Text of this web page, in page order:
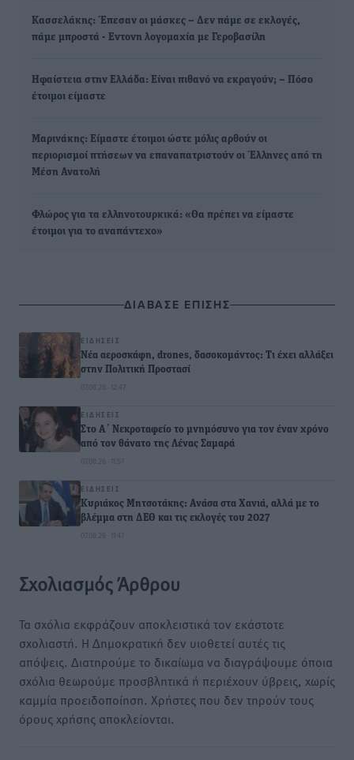
Κασσελάκης: Έπεσαν οι μάσκες – Δεν πάμε σε εκλογές,
πάμε μπροστά - Εντονη λογομαχία με Γεροβασίλη
Ηφαίστεια στην Ελλάδα: Είναι πιθανό να εκραγούν; – Πόσο
έτοιμοι είμαστε
Μαρινάκης: Είμαστε έτοιμοι ώστε μόλις αρθούν οι
περιορισμοί πτήσεων να επαναπατριστούν οι Έλληνες από τη
Μέση Ανατολή
Φλώρος για τα ελληνοτουρκικά: «Θα πρέπει να είμαστε
έτοιμοι για το αναπάντεχο»
ΔΙΑΒΑΣΕ ΕΠΙΣΗΣ
ΕΙΔΉΣΕΙΣ
Νέα αεροσκάφη, drones, δασοκομάντος: Τι έχει αλλάξει
στην Πολιτική Προστασί
07.08.26 · 12:47
ΕΙΔΉΣΕΙΣ
Στο Α΄ Νεκροταφείο το μνημόσυνο για τον έναν χρόνο
από τον θάνατο της Λένας Σαμαρά
07.08.26 · 11:57
ΕΙΔΉΣΕΙΣ
Κυριάκος Μητσοτάκης: Ανάσα στα Χανιά, αλλά με το
βλέμμα στη ΔΕΘ και τις εκλογές του 2027
07.08.26 · 11:47
Σχολιασμός Άρθρου
Τα σχόλια εκφράζουν αποκλειστικά τον εκάστοτε
σχολιαστή. Η Δημοκρατική δεν υιοθετεί αυτές τις
απόψεις. Διατηρούμε το δικαίωμα να διαγράψουμε όποια
σχόλια θεωρούμε προσβλητικά ή περιέχουν ύβρεις, χωρίς
καμμία προειδοποίηση. Χρήστες που δεν τηρούν τους
όρους χρήσης αποκλείονται.